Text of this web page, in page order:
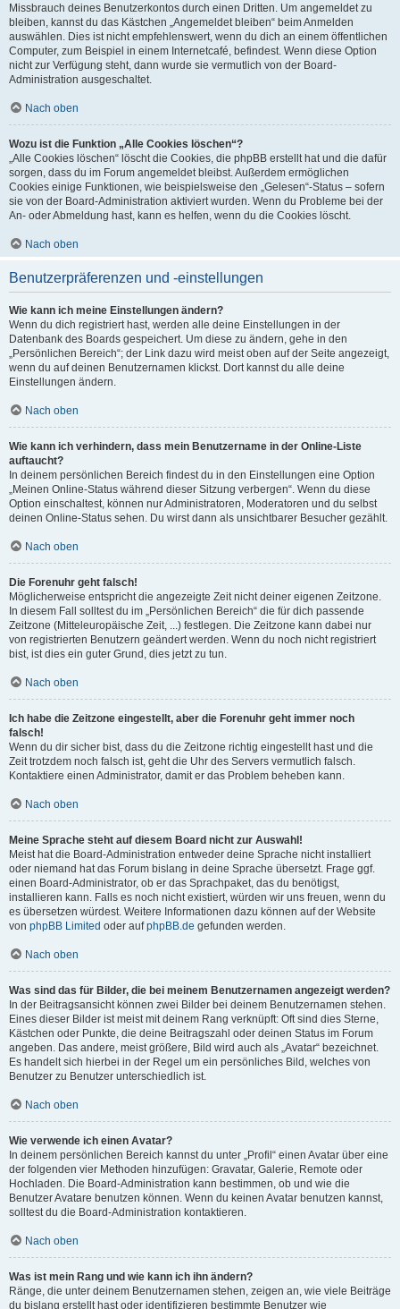
Missbrauch deines Benutzerkontos durch einen Dritten. Um angemeldet zu
bleiben, kannst du das Kästchen „Angemeldet bleiben“ beim Anmelden
auswählen. Dies ist nicht empfehlenswert, wenn du dich an einem öffentlichen
Computer, zum Beispiel in einem Internetcafé, befindest. Wenn diese Option
nicht zur Verfügung steht, dann wurde sie vermutlich von der Board-
Administration ausgeschaltet.
Nach oben
Wozu ist die Funktion „Alle Cookies löschen“?
„Alle Cookies löschen“ löscht die Cookies, die phpBB erstellt hat und die dafür
sorgen, dass du im Forum angemeldet bleibst. Außerdem ermöglichen
Cookies einige Funktionen, wie beispielsweise den „Gelesen“-Status – sofern
sie von der Board-Administration aktiviert wurden. Wenn du Probleme bei der
An- oder Abmeldung hast, kann es helfen, wenn du die Cookies löscht.
Nach oben
Benutzerpräferenzen und -einstellungen
Wie kann ich meine Einstellungen ändern?
Wenn du dich registriert hast, werden alle deine Einstellungen in der
Datenbank des Boards gespeichert. Um diese zu ändern, gehe in den
„Persönlichen Bereich“; der Link dazu wird meist oben auf der Seite angezeigt,
wenn du auf deinen Benutzernamen klickst. Dort kannst du alle deine
Einstellungen ändern.
Nach oben
Wie kann ich verhindern, dass mein Benutzername in der Online-Liste
auftaucht?
In deinem persönlichen Bereich findest du in den Einstellungen eine Option
„Meinen Online-Status während dieser Sitzung verbergen“. Wenn du diese
Option einschaltest, können nur Administratoren, Moderatoren und du selbst
deinen Online-Status sehen. Du wirst dann als unsichtbarer Besucher gezählt.
Nach oben
Die Forenuhr geht falsch!
Möglicherweise entspricht die angezeigte Zeit nicht deiner eigenen Zeitzone.
In diesem Fall solltest du im „Persönlichen Bereich“ die für dich passende
Zeitzone (Mitteleuropäische Zeit, ...) festlegen. Die Zeitzone kann dabei nur
von registrierten Benutzern geändert werden. Wenn du noch nicht registriert
bist, ist dies ein guter Grund, dies jetzt zu tun.
Nach oben
Ich habe die Zeitzone eingestellt, aber die Forenuhr geht immer noch
falsch!
Wenn du dir sicher bist, dass du die Zeitzone richtig eingestellt hast und die
Zeit trotzdem noch falsch ist, geht die Uhr des Servers vermutlich falsch.
Kontaktiere einen Administrator, damit er das Problem beheben kann.
Nach oben
Meine Sprache steht auf diesem Board nicht zur Auswahl!
Meist hat die Board-Administration entweder deine Sprache nicht installiert
oder niemand hat das Forum bislang in deine Sprache übersetzt. Frage ggf.
einen Board-Administrator, ob er das Sprachpaket, das du benötigst,
installieren kann. Falls es noch nicht existiert, würden wir uns freuen, wenn du
es übersetzen würdest. Weitere Informationen dazu können auf der Website
von phpBB Limited oder aufphpBB.de gefunden werden.
Nach oben
Was sind das für Bilder, die bei meinem Benutzernamen angezeigt werden?
In der Beitragsansicht können zwei Bilder bei deinem Benutzernamen stehen.
Eines dieser Bilder ist meist mit deinem Rang verknüpft: Oft sind dies Sterne,
Kästchen oder Punkte, die deine Beitragszahl oder deinen Status im Forum
angeben. Das andere, meist größere, Bild wird auch als „Avatar“ bezeichnet.
Es handelt sich hierbei in der Regel um ein persönliches Bild, welches von
Benutzer zu Benutzer unterschiedlich ist.
Nach oben
Wie verwende ich einen Avatar?
In deinem persönlichen Bereich kannst du unter „Profil“ einen Avatar über eine
der folgenden vier Methoden hinzufügen: Gravatar, Galerie, Remote oder
Hochladen. Die Board-Administration kann bestimmen, ob und wie die
Benutzer Avatare benutzen können. Wenn du keinen Avatar benutzen kannst,
solltest du die Board-Administration kontaktieren.
Nach oben
Was ist mein Rang und wie kann ich ihn ändern?
Ränge, die unter deinem Benutzernamen stehen, zeigen an, wie viele Beiträge
du bislang erstellt hast oder identifizieren bestimmte Benutzer wie